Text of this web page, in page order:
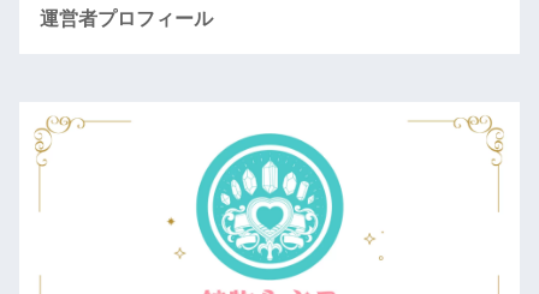
運営者プロフィール